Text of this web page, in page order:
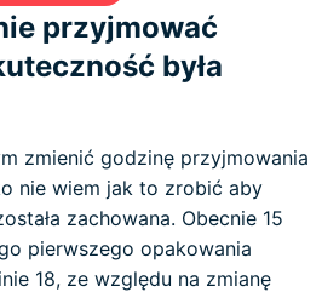
przyjmować
była
zmienić godzinę przyjmowania
nie wiem jak to zrobić aby
zachowana. Obecnie 15
pierwszego opakowania
18, ze względu na zmianę